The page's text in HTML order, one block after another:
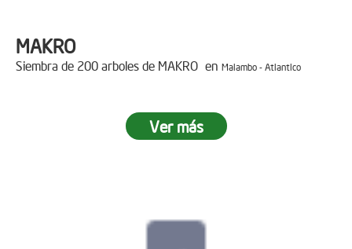
MAKRO
Siembra de 200 arboles de MAKRO en Malambo - Atlantico
Ver más